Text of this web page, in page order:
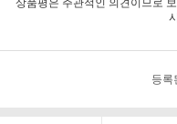
상품평은 주관적인 의견이므로
등록